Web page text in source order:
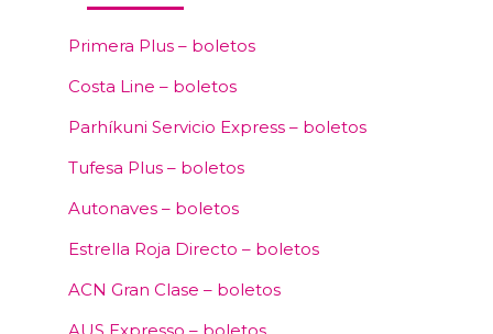
Primera Plus – boletos
Costa Line – boletos
Parhíkuni Servicio Express – boletos
Tufesa Plus – boletos
Autonaves – boletos
Estrella Roja Directo – boletos
ACN Gran Clase – boletos